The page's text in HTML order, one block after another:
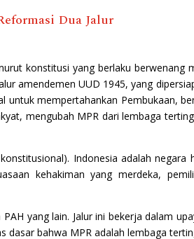
Dua Jalur
konstitusi yang berlaku berwenang
amendemen UUD 1945, yang
mempertahankan Pembukaan,
mengubah MPR dari lembaga
Indonesia adalah negara
kehakiman yang merdeka,
yang lain. Jalur ini bekerja dalam
bahwa MPR adalah lembaga